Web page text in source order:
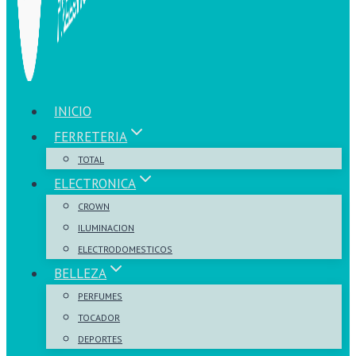
INICIO
FERRETERIA
TOTAL
ELECTRONICA
CROWN
ILUMINACION
ELECTRODOMESTICOS
BELLEZA
PERFUMES
TOCADOR
DEPORTES